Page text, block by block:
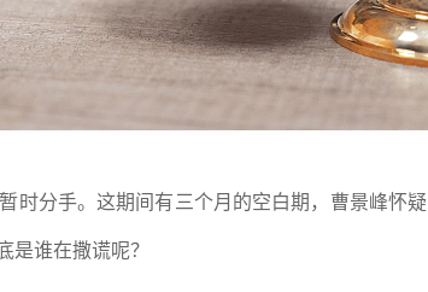
时分手。这期间有三个月的空白期，曹景峰怀疑
是谁在撒谎呢？